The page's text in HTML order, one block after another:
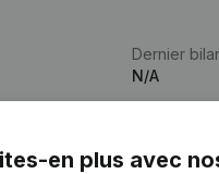
Dernier
N/A
en plus avec